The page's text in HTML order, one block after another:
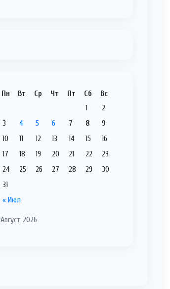
Август 2026
Пн Вт Ср Чт Пт Сб Вс
« Июл
1
2
3
4 5 6 7 8
9
10
11 12 13 14 15
16
17
18 19 20 21 22
23
24
25 26 27 28 29
30
31